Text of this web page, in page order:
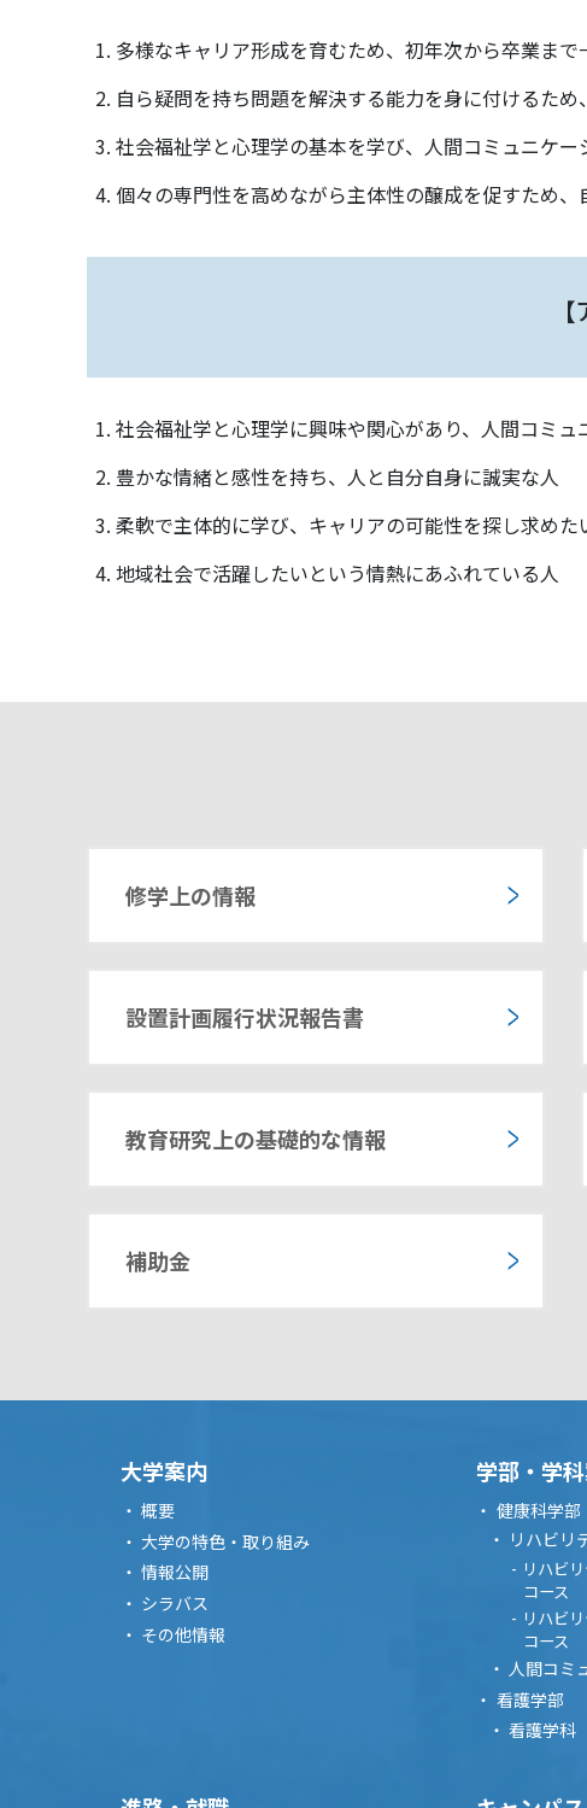
多様なキャリア形成を育むため、初年次から卒業まで
自ら疑問を持ち問題を解決する能力を身に付けるため
社会福祉学と心理学の基本を学び、人間コミュニケー
個々の専門性を高めながら主体性の醸成を促すため
社会福祉学と心理学に興味や関心があり、人間コミュ
豊かな情緒と感性を持ち、人と自分自身に誠実な人
柔軟で主体的に学び、キャリアの可能性を探し求めた
地域社会で活躍したいという情熱にあふれている人
修学上の情報
設置計画履行状況報告書
教育研究上の基礎的な情報
補助金
大学案内
概要
大学の特色・取り組み
情報公開
シラバス
その他情報
学部・学
健康科学部
リハビリ
リハビ
コース
リハビ
コース
人間コミ
看護学部
看護学科